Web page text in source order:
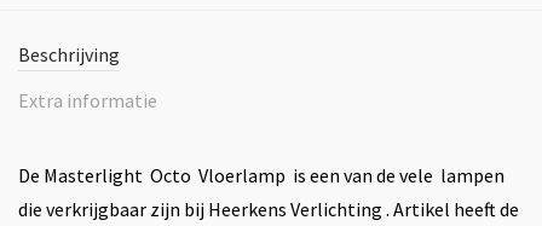
Beschrijving
Extra informatie
De Masterlight Octo Vloerlamp is een van de vele lampen
die verkrijgbaar zijn bij Heerkens Verlichting . Artikel heeft de